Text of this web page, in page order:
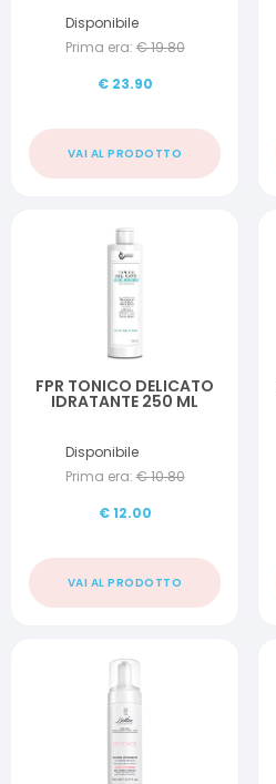
Disponibile
Prima era: €19.80
€ 23.90
VAI AL PRODOTTO
FPR TONICO DELICATO
IDRATANTE 250 ML
Disponibile
Prima era: €10.80
€12.00
VAI AL PRODOTTO